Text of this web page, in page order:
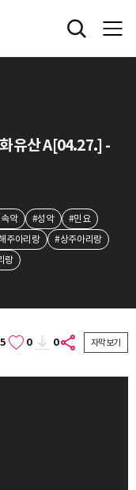
유산 A[04.27.] -
악 #성악
#민요
주아리랑
#상주아리랑
랑
0 0 자막보기